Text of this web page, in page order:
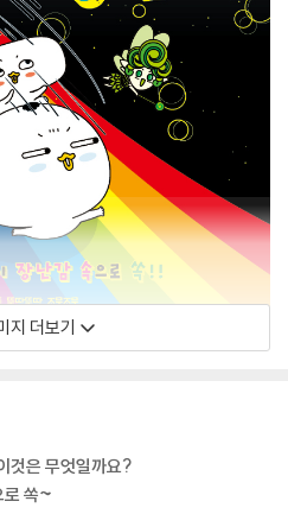
지 더보기
것은 무엇일까요?
로 쏙~